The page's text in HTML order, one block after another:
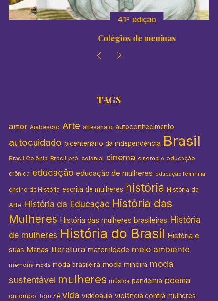
41º edição
Colégios de meninas
TAGS
amor Arabescko Arte artesanato autoconhecimento
autocuidado bicentenário da independência Brasil
Brasil Colônia Brasil pré-colonial cinema cinema e educação
crônica educação educação de mulheres educação feminina
ensino de História escrita de mulheres história História da
Arte História da Educação História das
Mulheres História das mulheres brasileiras História
de mulheres História do Brasil História e
suas Manas literatura maternidade meio ambiente
memória moda moda brasileira moda mineira moda
sustentável mulheres música pandemia poema
quilombo Tom Zé vida videoaula violência contra mulheres